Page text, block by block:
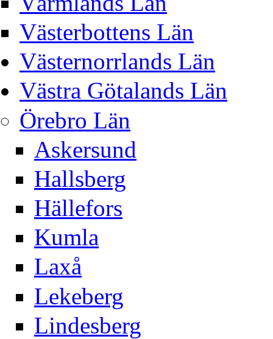
Västerbottens Län
Västernorrlands Län
Västra Götalands Län
Örebro Län
Askersund
Hallsberg
Hällefors
Kumla
Laxå
Lekeberg
Lindesberg